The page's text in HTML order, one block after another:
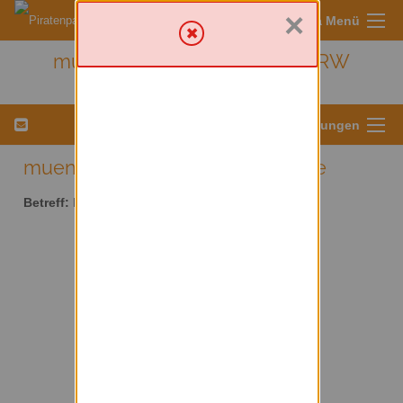
Sympa Menü
muenster - Kreis Münster/ NRW
Menü für Listeneinstellungen
muenster AT lists.piratenpartei.de
Betreff:
×